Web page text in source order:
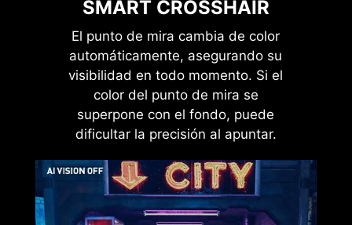
SMART CROSSHAIR
El punto de mira cambia de color
automáticamente, asegurando su
visibilidad en todo momento. Si el
color del punto de mira se
superpone con el fondo, puede
dificultar la precisión al apuntar.
HDMI™ 2.1 48Gbps
HDMI™ 2.0 18Gbps
HDMI™ 1.4 10.2Gbps